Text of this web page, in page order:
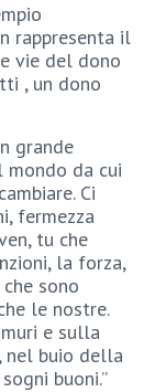
rappresenta il
vie del dono
, un dono
grande
mondo da cui
Ci
fermezza
tu che
la forza,
sono
le nostre.
e sulla
nel buio della
buoni.”